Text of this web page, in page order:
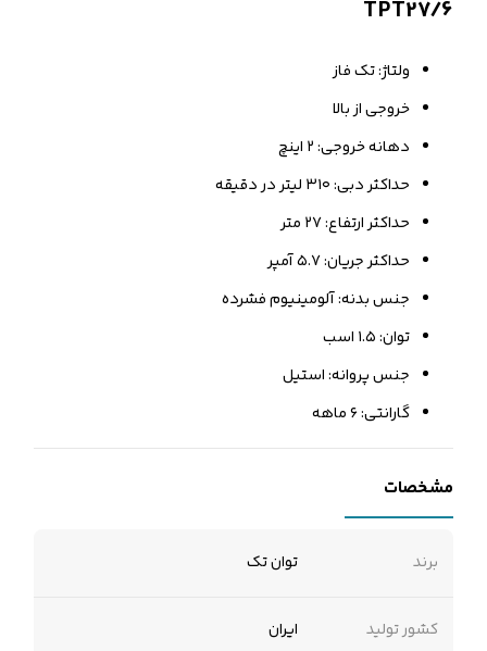
TPT27/6
ولتاژ: تک فاز
خروجی از بالا
دهانه خروجی: ۲ اینچ
حداکثر دبی: ۳۱۰ لیتر در دقیقه
حداکثر ارتفاع: ۲۷ متر
حداکثر جریان: ۵.۷ آمپر
جنس بدنه: آلومینیوم فشرده
توان: ۱.۵ اسب
جنس پروانه: استیل
گارانتی: ۶ ماهه
مشخصات
برند توان تک
کشور تولید
ایران